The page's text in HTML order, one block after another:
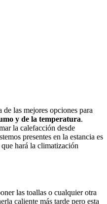
de las mejores opciones para
y de la temperatura.
la calefacción desde
presentes en la estancia es
hará la climatización
las toallas o cualquier otra
caliente más tarde pero esta